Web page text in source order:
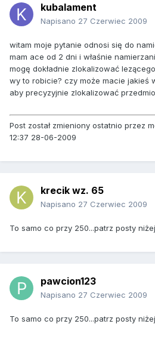
kubalament
Napisano 27 Czerwiec 2009
witam moje pytanie odnosi się do
mam ace od 2 dni i właśnie
mogę dokładnie zlokalizować
wy to robicie? czy może macie jakieś
aby precyzyjnie zlokalizować
Post został zmieniony ostatnio przez
12:37 28-06-2009
krecik wz. 65
Napisano 27 Czerwiec 2009
To samo co przy 250...patrz posty
pawcion123
Napisano 27 Czerwiec 2009
To samo co przy 250...patrz posty